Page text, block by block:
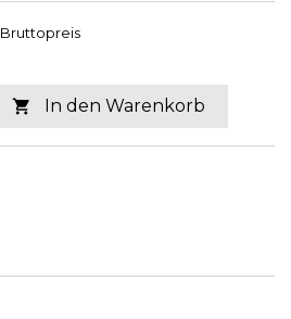
Bruttopreis
 In den Warenkorb